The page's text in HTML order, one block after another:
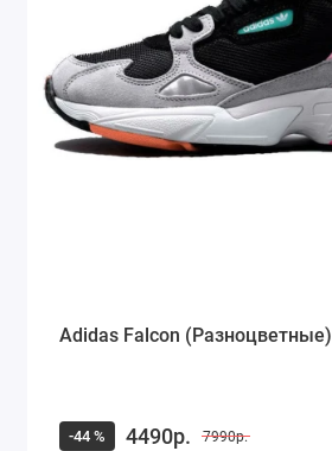
Adidas Falcon (Разноцветные)
-44 % 4490р. 7990р.